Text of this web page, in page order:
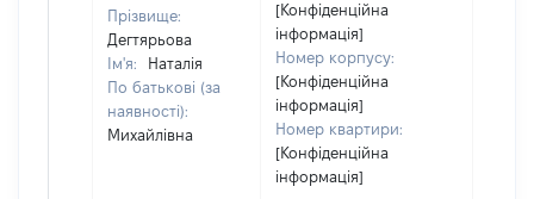
Прізвище:
Дегтярьова
Ім'я:
Наталія
По батькові (за
наявності):
Михайлівна
[Конфіденційна
інформація]
Номер корпусу:
[Конфіденційна
інформація]
Номер квартири:
[Конфіденційна
інформація]